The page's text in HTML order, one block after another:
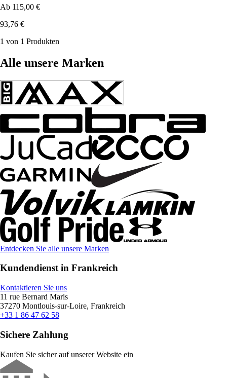
Ab 115,00 €
93,76 €
1 von 1 Produkten
Alle unsere Marken
Entdecken Sie alle unsere Marken
Kundendienst in Frankreich
Kontaktieren Sie uns
11 rue Bernard Maris
37270 Montlouis-sur-Loire, Frankreich
+33 1 86 47 62 58
Sichere Zahlung
Kaufen Sie sicher auf unserer Website ein